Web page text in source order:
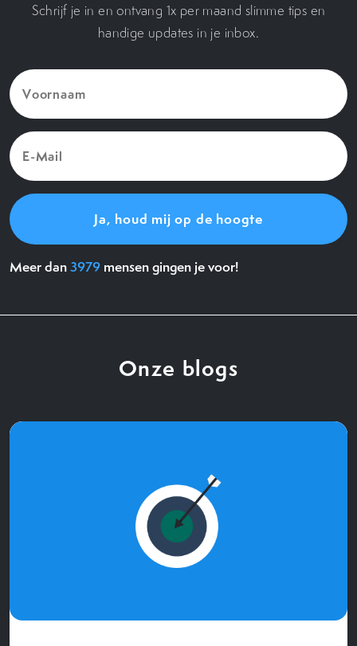
Schrijf je in en ontvang 1x per maand slimme tips en
handige updates in je inbox.
Voornaam
(Vereist)
E-
Mail
(Vereist)
Meer dan3979 mensen gingen je voor!
Onze blogs